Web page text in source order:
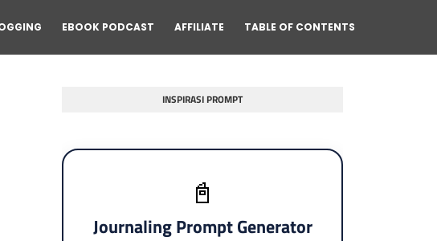
EBOOK PODCAST AFFILIATE TABLE OF CONTENTS
INSPIRASI PROMPT
📓
Journaling Prompt Generator